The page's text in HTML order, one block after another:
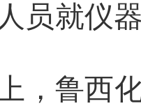
员就仪
， 鲁西